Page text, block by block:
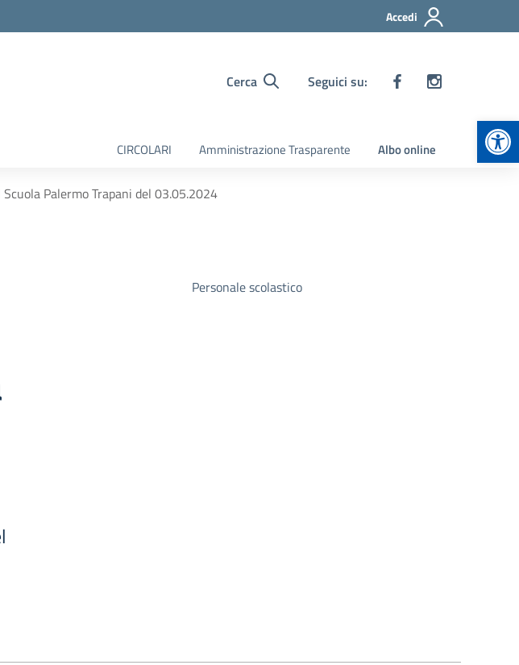
Accedi
Cerca Seguici su:
CIRCOLARI Amministrazione Trasparente Albo online
Palermo Trapani del 03.05.2024
Personale scolastico